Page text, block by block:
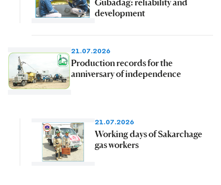
development
21.07.2026
Production records for the
anniversary of independence
21.07.2026
Working days of Sakarchage
gas workers